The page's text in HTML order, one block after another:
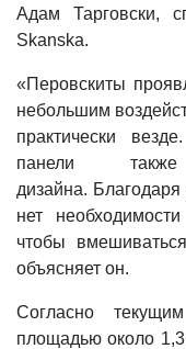
Адам Тарговски,
Skanska.
«Перовскиты
небольшим
практически
панели
дизайна.
нет
чтобы
объясняет он.
Согласно
площадью около